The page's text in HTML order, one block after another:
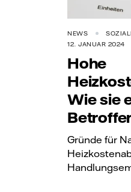
NEWS
12. JANUAR 2024
Hohe
Wie sie
Gründe für